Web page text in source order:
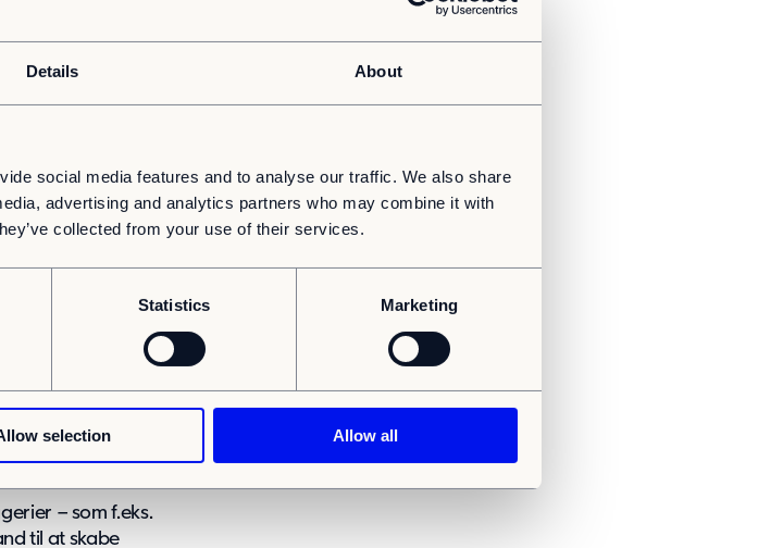
Details About
social media features and to analyse our traffic. We also share
advertising and analytics partners who may combine it with
collected from your use of their services.
Statistics Marketing
selection Allow all
eneste gang.
Vi bidrager
nemmere for
hvilket
alle involverede.
– som f.eks.
til at skabe